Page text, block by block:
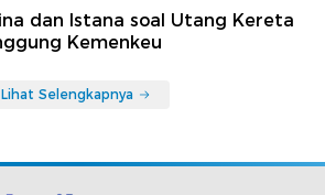
dan Istana soal Utang Kereta
Kemenkeu
Lihat Selengkapnya